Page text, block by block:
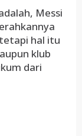
Messi
hal itu
klub
dari